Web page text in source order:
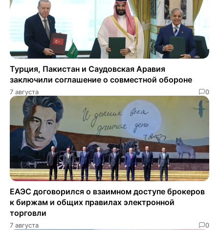
Турция, Пакистан и Саудовская Аравия
заключили соглашение о совместной обороне
7 августа 0
ЕАЭС договорился о взаимном доступе брокеров
к биржам и общих правилах электронной
торговли
7 августа 0